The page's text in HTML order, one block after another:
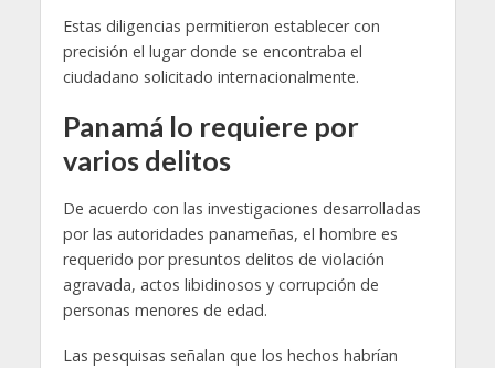
Estas diligencias permitieron establecer con
precisión el lugar donde se encontraba el
ciudadano solicitado internacionalmente.
Panamá lo requiere por
varios delitos
De acuerdo con las investigaciones desarrolladas
por las autoridades panameñas, el hombre es
requerido por presuntos delitos de violación
agravada, actos libidinosos y corrupción de
personas menores de edad.
Las pesquisas señalan que los hechos habrían